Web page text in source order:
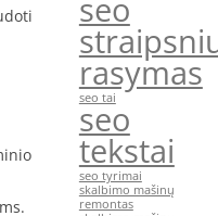
seo
rasymas
seo tai
seo
tekstai
seo tyrimai
skalbimo mašinų
remontas